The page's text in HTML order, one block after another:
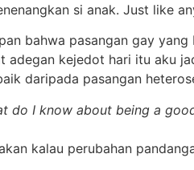
si anak. Just like
bahwa pasangan gay
adegan kejedot hari itu aku
daripada pasangan
do I know about being a
kalau perubahan